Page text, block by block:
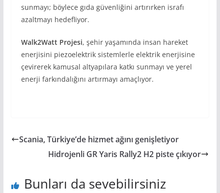
sunmayı; böylece gıda güvenliğini artırırken israfı
azaltmayı hedefliyor.
Walk2Watt Projesi, şehir yaşamında insan hareket
enerjisini piezoelektrik sistemlerle elektrik enerjisine
çevirerek kamusal altyapılara katkı sunmayı ve yerel
enerji farkındalığını artırmayı amaçlıyor.
Scania, Türkiye’de hizmet ağını genişletiyor
Hidrojenli GR Yaris Rally2 H2 piste çıkıyor
Bunları da sevebilirsiniz